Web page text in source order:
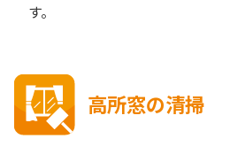
す。
高所窓の清掃